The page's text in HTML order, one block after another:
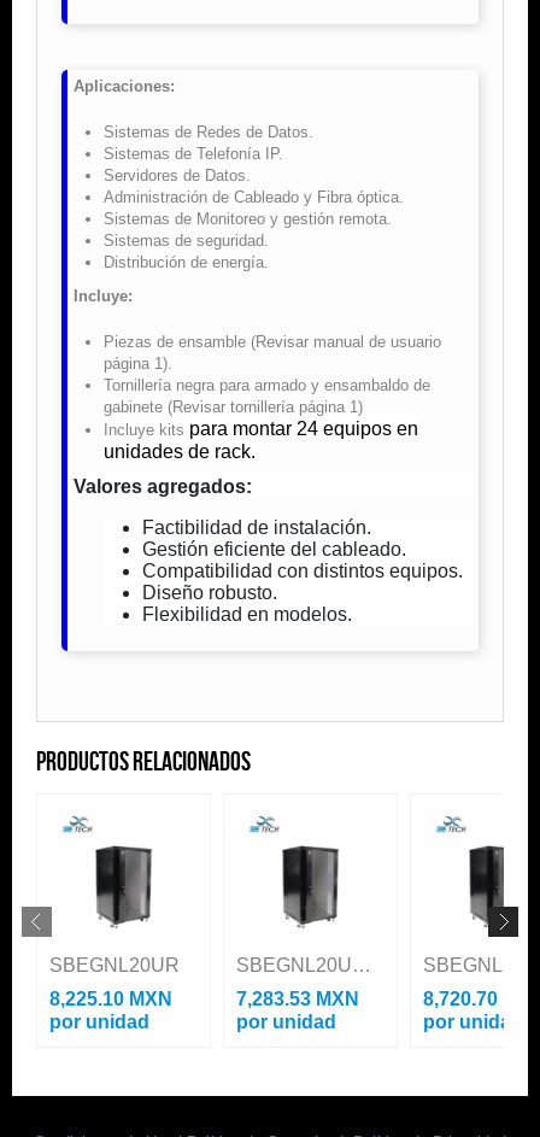
Aplicaciones:
Sistemas de Redes de Datos.
Sistemas de Telefonía IP.
Servidores de Datos.
Administración de Cableado y Fibra óptica.
Sistemas de Monitoreo y gestión remota.
Sistemas de seguridad.
Distribución de energía.
Incluye:
Piezas de ensamble (Revisar manual de usuario
página 1).
Tornillería negra para armado y ensambaldo de
gabinete (Revisar tornillería página 1)
Incluye kits para montar 24 equipos en
unidades de rack.
Valores agregados:
Factibilidad de instalación.
Gestión eficiente del cableado.
Compatibilidad con distintos equipos.
Diseño robusto.
Flexibilidad en modelos.
Productos Relacionados
SBEGNL20UR
8,225.10 MXN
por unidad
SBEGNL20URP600
7,283.53 MXN
por unidad
8,720.70
por unidad